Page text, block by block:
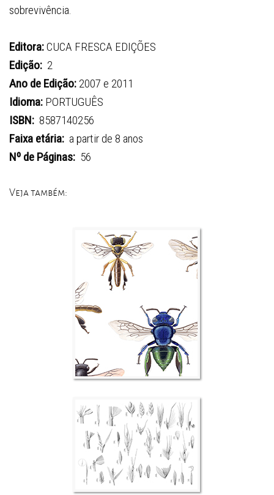
sobrevivência.
Editora:CUCA FRESCA EDIÇÕES
Edição: 2
Ano de Edição: 2007 e 2011
Idioma: PORTUGUÊS
ISBN: 8587140256
Faixa etária: a partir de 8 anos
Nº de Páginas: 56
Veja também: